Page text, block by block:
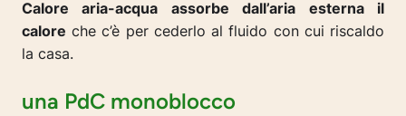
Calore aria-acqua assorbe dall’aria esterna il
calore che c’è per cederlo al fluido con cui riscaldo
la casa.
una PdC monoblocco